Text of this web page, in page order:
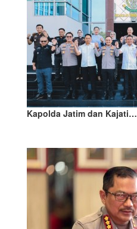
Kapolda Jatim dan Kajati…